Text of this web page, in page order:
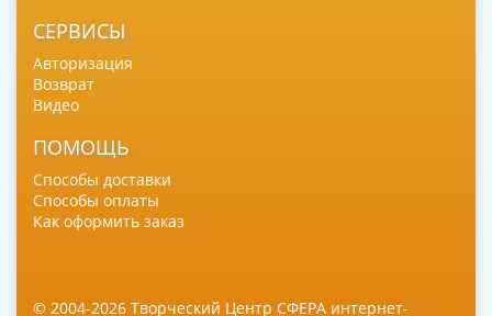
СЕРВИСЫ
Авторизация
Возврат
Видео
ПОМОЩЬ
Способы доставки
Способы оплаты
Как оформить заказ
© 2004-2026 Творческий Центр СФЕРА интернет-